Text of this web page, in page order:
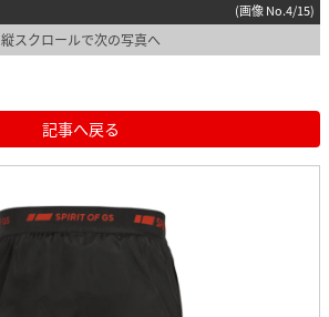
(画像 No.4/15)
縦スクロールで次の写真へ
記事へ戻る